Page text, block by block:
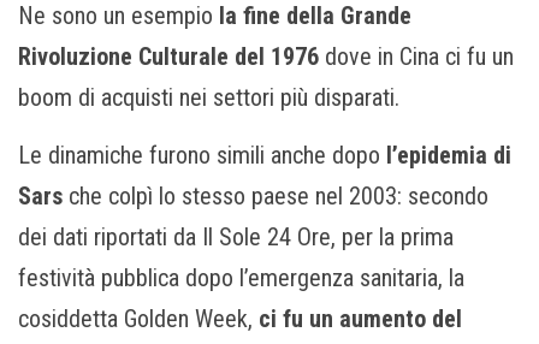
Ne sono un esempio la fine della Grande
Rivoluzione Culturale del 1976 dove in Cina ci fu un
boom di acquisti nei settori più disparati.
Le dinamiche furono simili anche dopo l’epidemia di
Sars che colpì lo stesso paese nel 2003: secondo
dei dati riportati da Il Sole 24 Ore, per la prima
festività pubblica dopo l’emergenza sanitaria, la
cosiddetta Golden Week, ci fu un aumento del